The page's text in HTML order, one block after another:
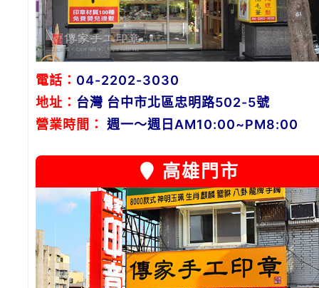
電話： 04-2202-3030
地址： 台灣 台中市北區忠明路502-5號
營業時間：
週一～週日AM10:00~PM8:00
高雄門市